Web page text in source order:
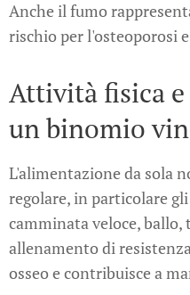
Anche il fumo
rischio per l'osteoporosi
Attività fisica
un binomio
L'alimentazione da sola
regolare, in particolare
camminata veloce, ballo,
allenamento di
osseo e contribuisce a